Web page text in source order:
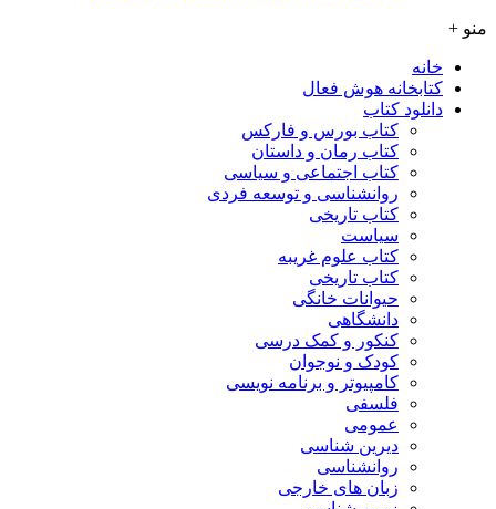
منو +
خانه
کتابخانه هوش فعال
دانلود کتاب
کتاب بورس و فارکس
کتاب رمان و داستان
کتاب اجتماعی و سیاسی
روانشناسی و توسعه فردی
کتاب تاریخی
سیاست
کتاب علوم غریبه
کتاب تاریخی
حیوانات خانگی
دانشگاهی
کنکور و کمک‌ درسی
کودک و نوجوان
کامپیوتر و برنامه نویسی
فلسفی
عمومی
دیرین شناسی
روانشناسی
زبان های خارجی